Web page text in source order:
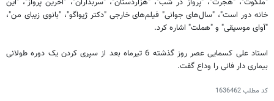
"ملکوت"، "هجرت"،‌ "پرواز در شب"، "هزاردستان"، "سربداران"، "آخرین پرواز"، "این
خانه دور است"، "سال‌های جوانی" فیلم‌های خارجی "دکتر ژیواگو"، "بانوی زیبای من"،
"آوای موسیقی" و "هملت" اشاره کرد.
استاد علی کسمایی عصر روز گذشته 6 تیرماه بعد از سپری کردن یک دوره طولانی
بیماری دار فانی را وداع گفت.
کد مطلب1636462